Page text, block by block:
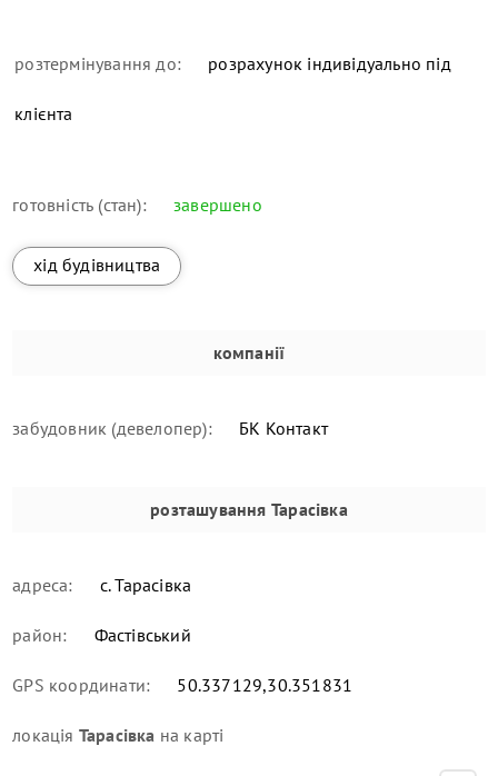
розтермінування до: розрахунок індивідуально під
клієнта
готовність (стан): завершено
хід будівництва
компанії
забудовник (девелопер): БК Контакт
розташування Тарасівка
адреса: с. Тарасівка
район: Фастівський
GPS координати: 50.337129,30.351831
локація Тарасівка на карті